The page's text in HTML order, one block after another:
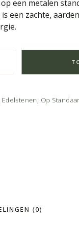
een metalen
een zachte,
Edelstenen Op
(0)